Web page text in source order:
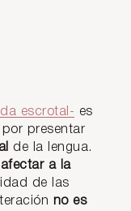
escrotal- es
presentar
de la lengua.
afectar a la
de las
no es